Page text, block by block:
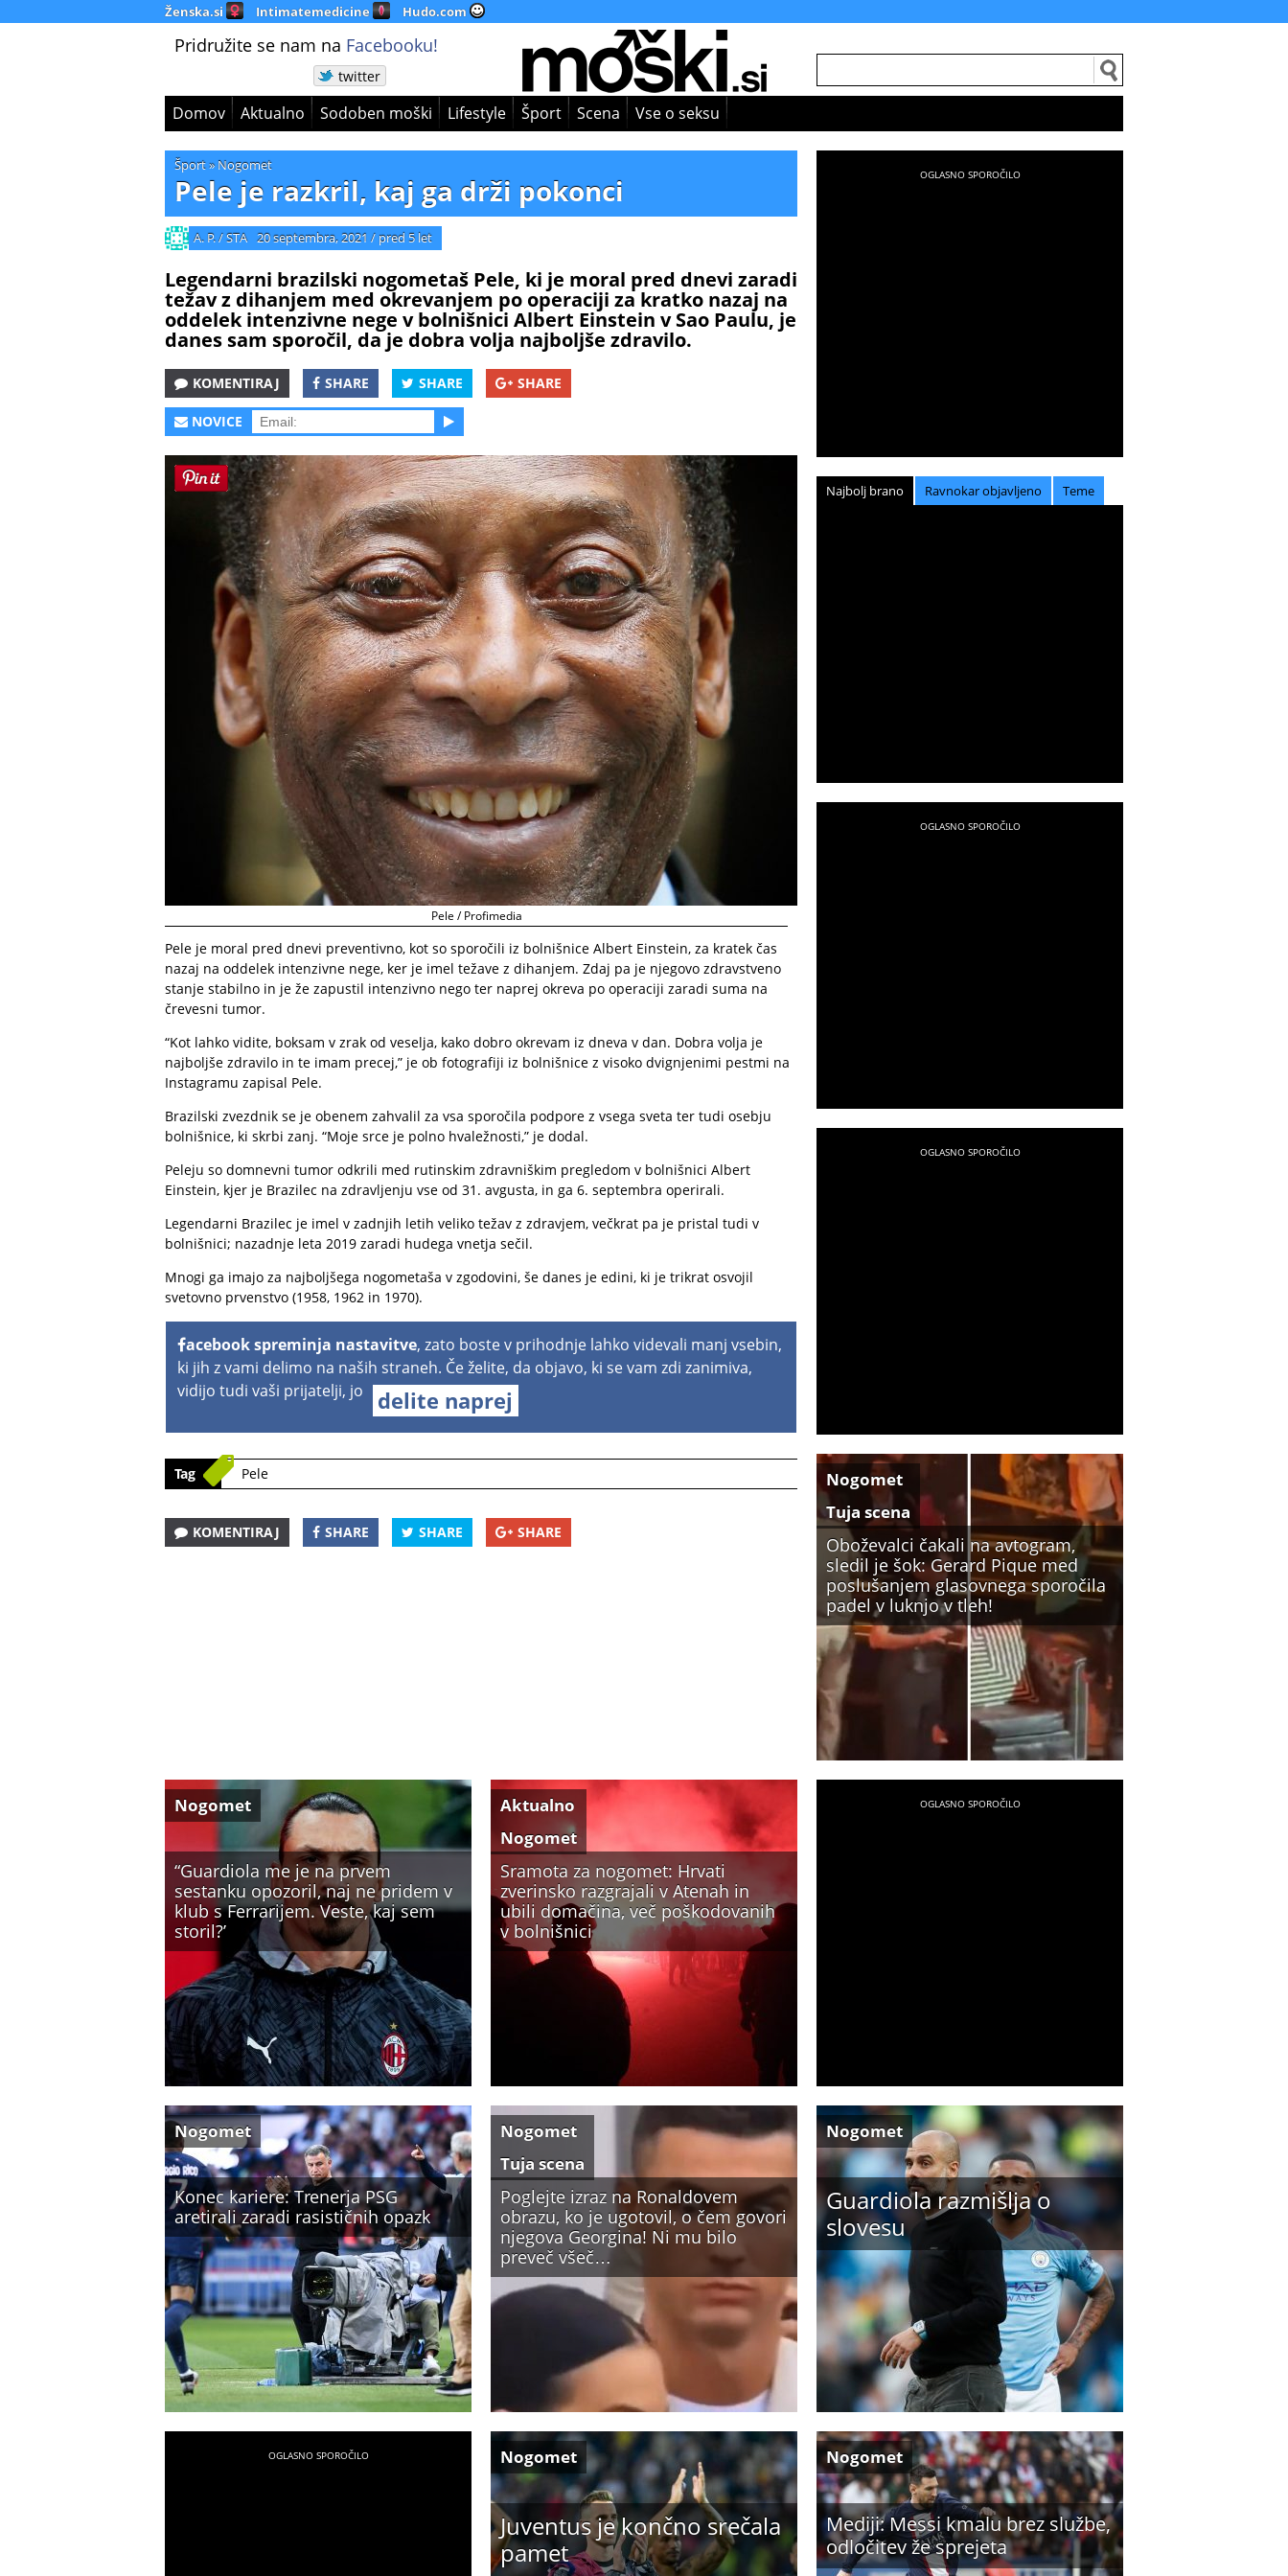
Ženska.si Intimatemedicine Hudo.com
Pridružite se nam na Facebooku!
twitter
Domov Aktualno Sodoben moški Lifestyle Šport Scena Vse o seksu
Šport» Nogomet
Pele je razkril, kaj ga drži pokonci
A. P. / STA 20 septembra, 2021 / pred 5 let
Legendarni brazilski nogometaš Pele, ki je moral pred dnevi zaradi
težav z dihanjem med okrevanjem po operaciji za kratko nazaj na
oddelek intenzivne nege v bolnišnici Albert Einstein v Sao Paulu, je
danes sam sporočil, da je dobra volja najboljše zdravilo.
KOMENTIRAJ SHARE SHARE SHARE
NOVICE
Pele / Profimedia
Pele je moral pred dnevi preventivno, kot so sporočili iz bolnišnice Albert Einstein, za kratek čas
nazaj na oddelek intenzivne nege, ker je imel težave z dihanjem. Zdaj pa je njegovo zdravstveno
stanje stabilno in je že zapustil intenzivno nego ter naprej okreva po operaciji zaradi suma na
črevesni tumor.
“Kot lahko vidite, boksam v zrak od veselja, kako dobro okrevam iz dneva v dan. Dobra volja je
najboljše zdravilo in te imam precej,” je ob fotografiji iz bolnišnice z visoko dvignjenimi pestmi na
Instagramu zapisal Pele.
Brazilski zvezdnik se je obenem zahvalil za vsa sporočila podpore z vsega sveta ter tudi osebju
bolnišnice, ki skrbi zanj. “Moje srce je polno hvaležnosti,” je dodal.
Peleju so domnevni tumor odkrili med rutinskim zdravniškim pregledom v bolnišnici Albert
Einstein, kjer je Brazilec na zdravljenju vse od 31. avgusta, in ga 6. septembra operirali.
Legendarni Brazilec je imel v zadnjih letih veliko težav z zdravjem, večkrat pa je pristal tudi v
bolnišnici; nazadnje leta 2019 zaradi hudega vnetja sečil.
Mnogi ga imajo za najboljšega nogometaša v zgodovini, še danes je edini, ki je trikrat osvojil
svetovno prvenstvo (1958, 1962 in 1970).
acebook spreminja nastavitve, zato boste v prihodnje lahko videvali manj vsebin,
ki jih z vami delimo na naših straneh. Če želite, da objavo, ki se vam zdi zanimiva,
vidijo tudi vaši prijatelji, jo
delite naprej
Tag Pele
KOMENTIRAJ SHARE SHARE SHARE
Najbolj brano Ravnokar objavljeno Teme
Oboževalci čakali na avtogram,
sledil je šok: Gerard Pique med
poslušanjem glasovnega sporočila
padel v luknjo v tleh!
Nogomet
Tuja scena
“Guardiola me je na prvem
sestanku opozoril, naj ne pridem v
klub s Ferrarijem. Veste, kaj sem
storil?’
Nogomet
Sramota za nogomet: Hrvati
zverinsko razgrajali v Atenah in
ubili domačina, več poškodovanih
v bolnišnici
Aktualno
Nogomet
Konec kariere: Trenerja PSG
aretirali zaradi rasističnih opazk
Nogomet
Poglejte izraz na Ronaldovem
obrazu, ko je ugotovil, o čem govori
njegova Georgina! Ni mu bilo
preveč všeč…
Nogomet
Tuja scena
Guardiola razmišlja o
slovesu
Nogomet
Juventus je končno srečala
pamet
Nogomet
Mediji: Messi kmalu brez službe,
odločitev že sprejeta
Nogomet